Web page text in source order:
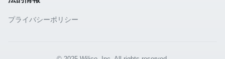
プライバシーポリシー